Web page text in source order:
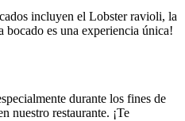
incluyen el Lobster ravioli, la
bocado es una experiencia única!
durante los fines de
nuestro restaurante. ¡Te